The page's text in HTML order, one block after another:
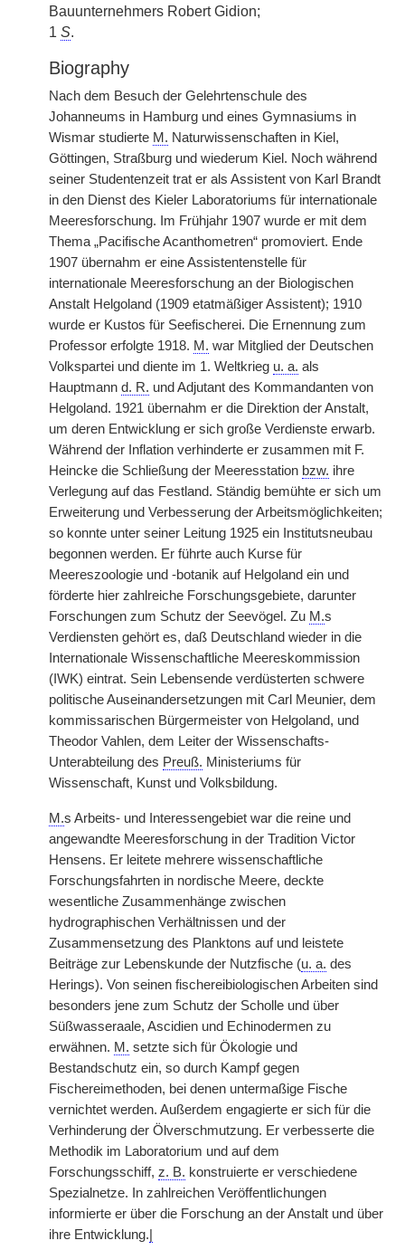
Bauunternehmers Robert Gidion;
1 S.
Biography
Nach dem Besuch der Gelehrtenschule des
Johanneums in Hamburg und eines Gymnasiums in
Wismar studierte M. Naturwissenschaften in Kiel,
Göttingen, Straßburg und wiederum Kiel. Noch während
seiner Studentenzeit trat er als Assistent von Karl Brandt
in den Dienst des Kieler Laboratoriums für internationale
Meeresforschung. Im Frühjahr 1907 wurde er mit dem
Thema „Pacifische Acanthometren“ promoviert. Ende
1907 übernahm er eine Assistentenstelle für
internationale Meeresforschung an der Biologischen
Anstalt Helgoland (1909 etatmäßiger Assistent); 1910
wurde er Kustos für Seefischerei. Die Ernennung zum
Professor erfolgte 1918. M. war Mitglied der Deutschen
Volkspartei und diente im 1. Weltkrieg u. a. als
Hauptmann d. R. und Adjutant des Kommandanten von
Helgoland. 1921 übernahm er die Direktion der Anstalt,
um deren Entwicklung er sich große Verdienste erwarb.
Während der Inflation verhinderte er zusammen mit F.
Heincke die Schließung der Meeresstation bzw. ihre
Verlegung auf das Festland. Ständig bemühte er sich um
Erweiterung und Verbesserung der Arbeitsmöglichkeiten;
so konnte unter seiner Leitung 1925 ein Institutsneubau
begonnen werden. Er führte auch Kurse für
Meereszoologie und -botanik auf Helgoland ein und
förderte hier zahlreiche Forschungsgebiete, darunter
Forschungen zum Schutz der Seevögel. Zu M.s
Verdiensten gehört es, daß Deutschland wieder in die
Internationale Wissenschaftliche Meereskommission
(IWK) eintrat. Sein Lebensende verdüsterten schwere
politische Auseinandersetzungen mit Carl Meunier, dem
kommissarischen Bürgermeister von Helgoland, und
Theodor Vahlen, dem Leiter der Wissenschafts-
Unterabteilung des Preuß. Ministeriums für
Wissenschaft, Kunst und Volksbildung.
M.s Arbeits- und Interessengebiet war die reine und
angewandte Meeresforschung in der Tradition Victor
Hensens. Er leitete mehrere wissenschaftliche
Forschungsfahrten in nordische Meere, deckte
wesentliche Zusammenhänge zwischen
hydrographischen Verhältnissen und der
Zusammensetzung des Planktons auf und leistete
Beiträge zur Lebenskunde der Nutzfische (u. a. des
Herings). Von seinen fischereibiologischen Arbeiten sind
besonders jene zum Schutz der Scholle und über
Süßwasseraale, Ascidien und Echinodermen zu
erwähnen. M. setzte sich für Ökologie und
Bestandschutz ein, so durch Kampf gegen
Fischereimethoden, bei denen untermaßige Fische
vernichtet werden. Außerdem engagierte er sich für die
Verhinderung der Ölverschmutzung. Er verbesserte die
Methodik im Laboratorium und auf dem
Forschungsschiff, z. B. konstruierte er verschiedene
Spezialnetze. In zahlreichen Veröffentlichungen
informierte er über die Forschung an der Anstalt und über
ihre Entwicklung.